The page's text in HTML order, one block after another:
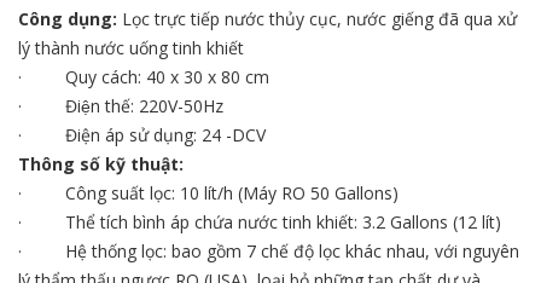
Công dụng: Lọc trực tiếp nước thủy cục, nước giếng đã qua xử
lý thành nước uống tinh khiết
· Quy cách: 40 x 30 x 80 cm
· Điện thế: 220V-50Hz
· Điện áp sử dụng: 24 -DCV
Thông số kỹ thuật:
· Công suất lọc: 10 lít/h (Máy RO 50 Gallons)
· Thể tích bình áp chứa nước tinh khiết: 3.2 Gallons (12 lít)
· Hệ thống lọc: bao gồm 7 chế độ lọc khác nhau, với nguyên